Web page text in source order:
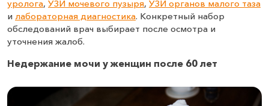
уролога, УЗИ мочевого пузыря, УЗИ органов малого таза
и лабораторная диагностика. Конкретный набор
обследований врач выбирает после осмотра и
уточнения жалоб.
Недержание мочи у женщин после 60 лет